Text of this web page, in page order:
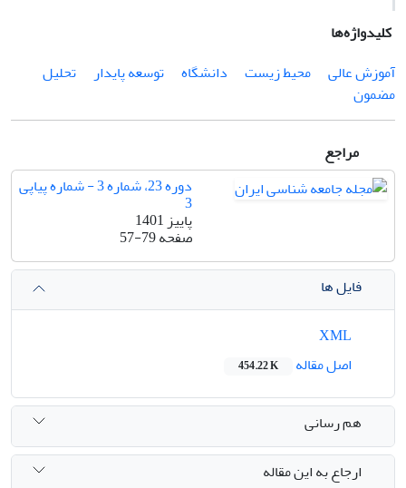
کلیدواژه‌ها
آموزش عالی
محیط­ زیست دانشگاه توسعه پایدار
تحلیل
مضمون
مراجع
دوره 23، شماره 3 - شماره پیاپی
3
پاییز 1401
صفحه57-79
فایل ها
اصل مقاله
454.22 K
هم رسانی
ارجاع به این مقاله